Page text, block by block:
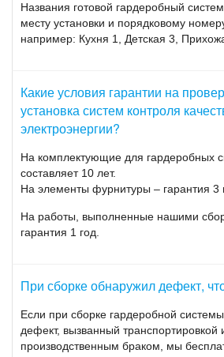
нестабильность частоты
Своевременный анализ показателей
не менее важен, чем поверка счетчиков
добиться стабильной и безаварийной
сетевого оборудования. Это исключает
воздействие на функциональность и
подключенных к электросети.
Список показателей
электроэнергии
При анализе качества электроэнергии
кратковременная и длительная
несимметричность внутри
коэффициенты несимметрии
Названия готовой гардеробный
месту установки и порядковому
например: Кухня 1, Детская 3,
Какие условия гарантии на
установка систем контроля
электроэнергии?
На комплектующие для гардеробных
составляет 10 лет.
На элементы фурнитуры – гарантия 3
На работы, выполненные нашими
гарантия 1 год.
При сборке обнаружил дефект,
Если при сборке гардеробной
дефект, вызванный транспортировкой
производственным браком, мы